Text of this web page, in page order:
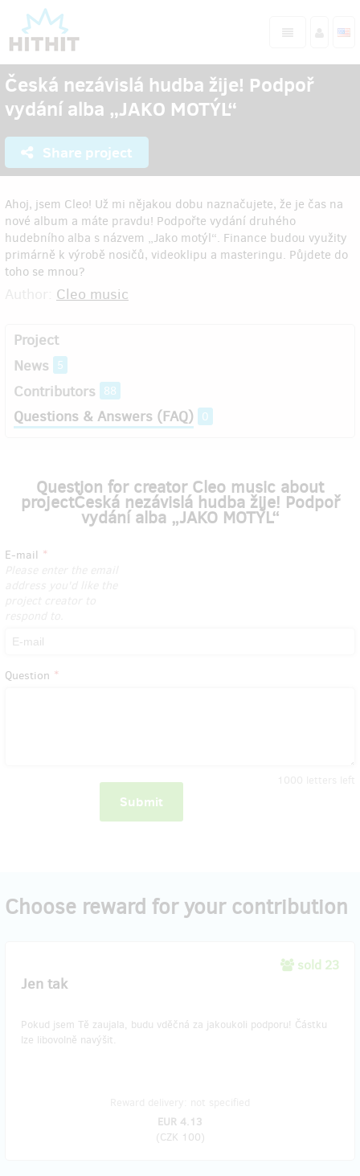
Česká nezávislá hudba žije! Podpoř
vydání alba „JAKO MOTÝL“
Share project
Ahoj, jsem Cleo! Už mi nějakou dobu naznačujete, že je čas na
nové album a máte pravdu! Podpořte vydání druhého
hudebního alba s názvem „Jako motýl“. Finance budou využity
primárně k výrobě nosičů, videoklipu a masteringu. Půjdete do
toho se mnou?
Cleo music
Project
News
5
Contributors 88
Questions & Answers (FAQ) 0
Question for creator Cleo music about
projectČeská nezávislá hudba žije! Podpoř
vydání alba „JAKO MOTÝL“
E-mail
Question
Submit
Choose reward for your contribution
sold 23
Jen tak
Pokud jsem Tě zaujala, budu vděčná za jakoukoli podporu! Částku
lze libovolně navýšit.
EUR 4.13
(CZK 100)